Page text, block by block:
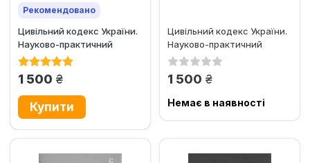
Рекомендовано
Цивільний кодекс України.
Науково-практичний
коментар. Том 1. Загальні...
1 500 грн.
Цивільний кодекс України.
Науково-практичний
коментар. Том 4. Право...
1 500 грн.
Немає в наявності